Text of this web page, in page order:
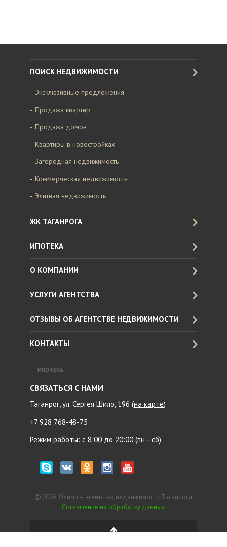
ПОИСК НЕДВИЖИМОСТИ
Эксклюзивные предложения
Продажа квартир
Продажа домов
Квартиры в новостройках
Загородная недвижимость
Коммерческая недвижимость
Элитная недвижимость
ЖК ТАГАНРОГА
ИПОТЕКА
О КОМПАНИИ
УСЛУГИ АГЕНТСТВА
ОТЗЫВЫ ОБ АГЕНТСТВЕ НЕДВИЖИМОСТИ
КОНТАКТЫ
ИПОТЕКА
СВЯЗАТЬСЯ С НАМИ
Таганрог, ул. Сергея Шило, 196 (на карте)
+7 928 768‑48-75
Режим работы: с 8:00 до 20:00 (пн—сб)
2026, Олимп – агентство недвижимости Таганрога
Соглашение на обработку данных